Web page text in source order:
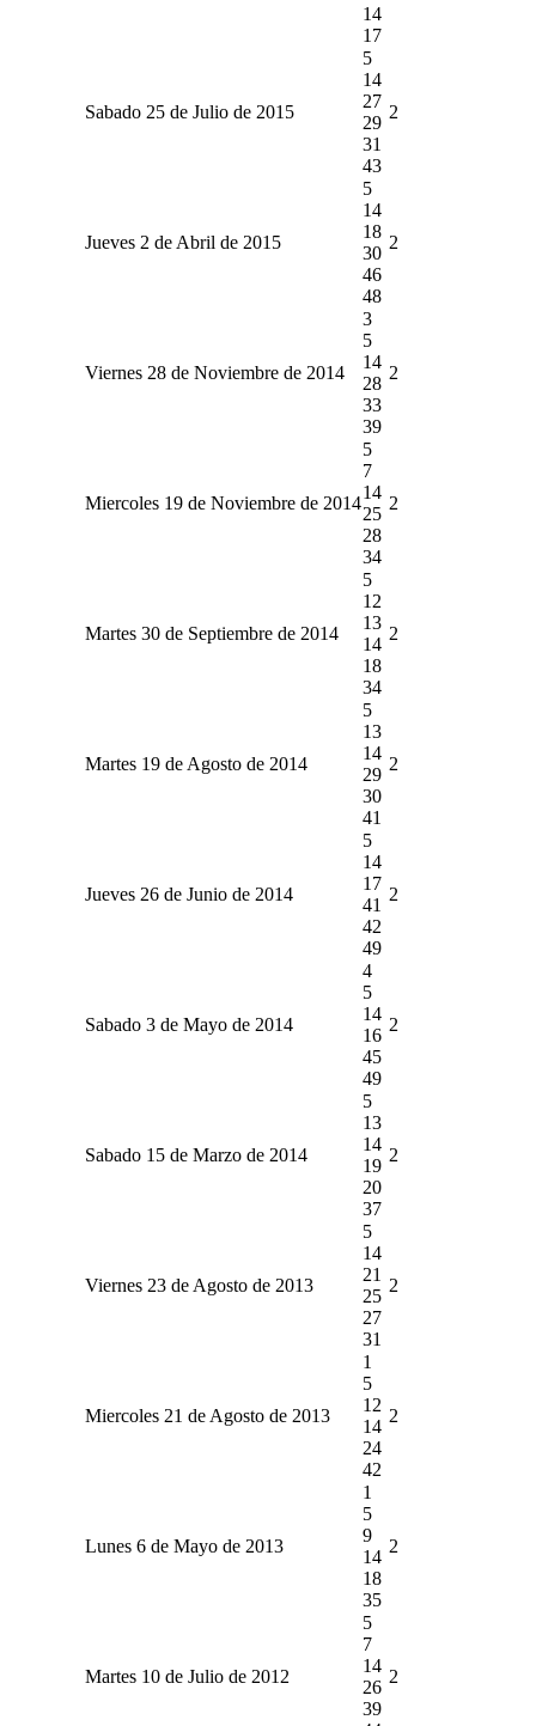
14
17
Sabado 25 de Julio de 2015
5
14
27
29
31
43
2
Jueves 2 de Abril de 2015
5
14
18
30
46
48
2
Viernes 28 de Noviembre de 2014
3
5
14
28
33
39
2
Miercoles 19 de Noviembre de 2014
5
7
14
25
28
34
2
Martes 30 de Septiembre de 2014
5
12
13
14
18
34
2
Martes 19 de Agosto de 2014
5
13
14
29
30
41
2
Jueves 26 de Junio de 2014
5
14
17
41
42
49
2
Sabado 3 de Mayo de 2014
4
5
14
16
45
49
2
Sabado 15 de Marzo de 2014
5
13
14
19
20
37
2
Viernes 23 de Agosto de 2013
5
14
21
25
27
31
2
Miercoles 21 de Agosto de 2013
1
5
12
14
24
42
2
Lunes 6 de Mayo de 2013
1
5
9
14
18
35
2
Martes 10 de Julio de 2012
5
7
14
26
39
2